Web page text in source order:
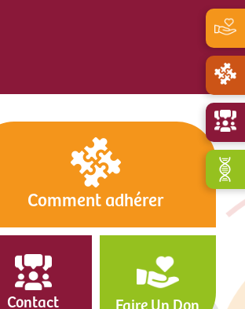
Comment adhérer
Contact